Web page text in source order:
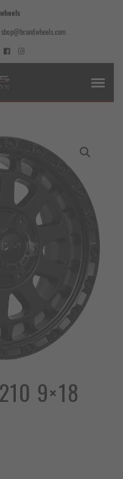
shop@brandwheels.com
9×18